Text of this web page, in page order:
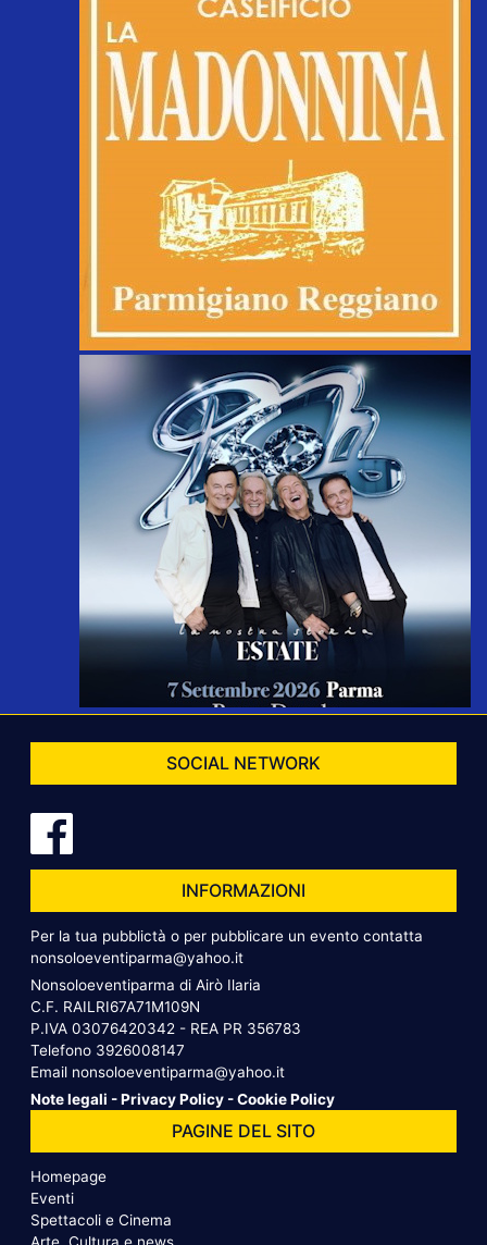
SOCIAL NETWORK
INFORMAZIONI
Per la tua pubblictà o per pubblicare un evento contatta
nonsoloeventiparma@yahoo.it
Nonsoloeventiparma di Airò Ilaria
C.F. RAILRI67A71M109N
P.IVA 03076420342 - REA PR 356783
Telefono 3926008147
Email nonsoloeventiparma@yahoo.it
Note legali -Privacy Policy -Cookie Policy
PAGINE DEL SITO
Homepage
Eventi
Spettacoli e Cinema
Arte, Cultura e news